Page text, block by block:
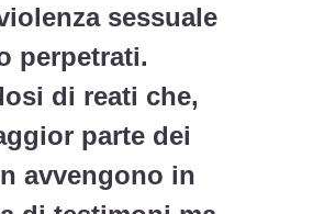
sessuale
perpetrati.
di reati che,
parte dei
avvengono in